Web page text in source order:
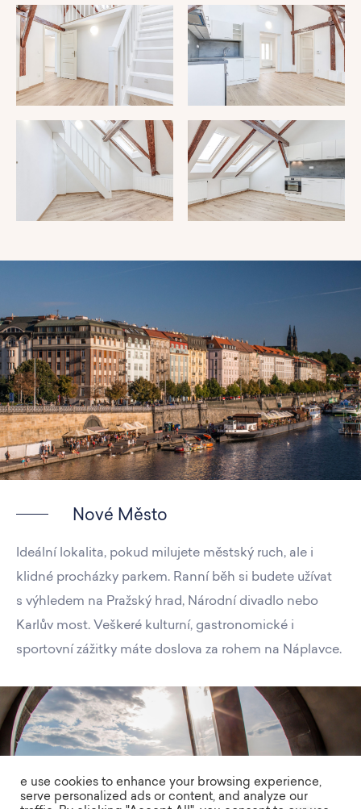
Nové Město
Ideální lokalita, pokud milujete městský ruch, ale i
klidné procházky parkem. Ranní běh si budete užívat
s výhledem na Pražský hrad, Národní divadlo nebo
Karlův most. Veškeré kulturní, gastronomické i
sportovní zážitky máte doslova za rohem na Náplavce.
e use cookies to enhance your browsing experience,
serve personalized ads or content, and analyze our